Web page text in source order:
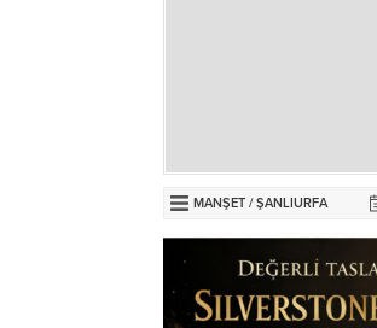
MANŞET /ŞANLIURFA